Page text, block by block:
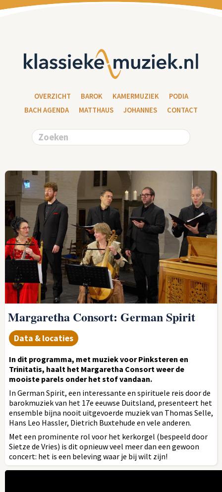
OVERZICHT BAROK KAMERMUZIEK
PODIA
BACH AGENDA
MATTHAUS JOHANNES CONTACT
Margaretha Consort: German Spirit
Data & locaties
In dit programma, met muziek voor Pinksteren en
Trinitatis, haalt het Margaretha Consort weer de
mooiste parels onder het stof vandaan.
In German Spirit, een interessante en spirituele reis door de
barokmuziek van het 17e eeuwse Duitsland, presenteert het
ensemble bijna nooit uitgevoerde muziek van Thomas Selle,
Hans Leo Hassler, Dietrich Buxtehude en vele anderen.
Met een prominente rol voor het kerkorgel (bespeeld door
Sietze de Vries) is dit opnieuw veel meer dan een gewoon
concert: het is een beleving waar je bij wilt zijn!